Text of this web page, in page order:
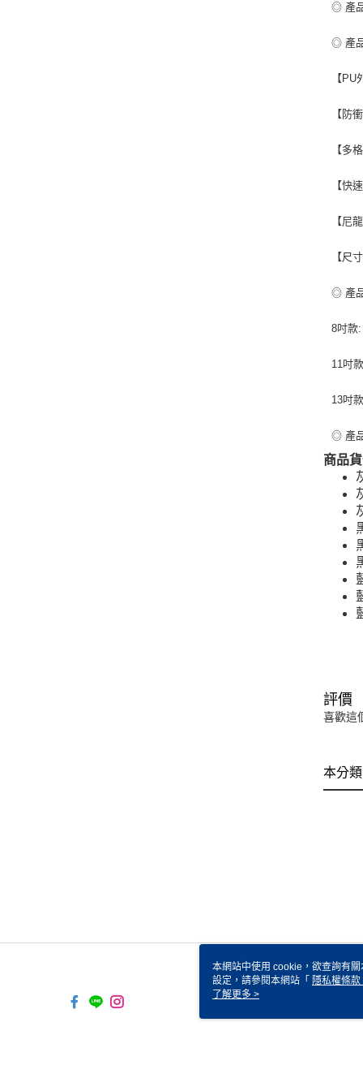
◎ 產
◎ 產
【
【防
【多
【快
【尼
【尺
◎ 產
8吋款
11吋
13吋
◎ 產
商品
評價
喜歡這
本分
本網站中使用 cookie，欲查詢有
設定，請參閱本網站「 隱私權條款
使用 cookie。
了解更多 >